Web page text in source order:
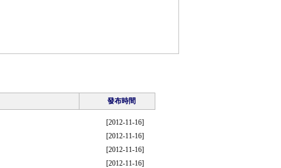
發布時間
[2012-11-16]
[2012-11-16]
[2012-11-16]
[2012-11-16]